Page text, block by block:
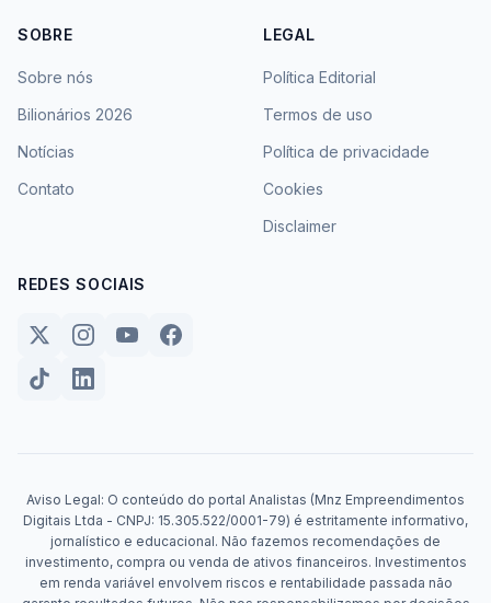
SOBRE
Sobre nós
Bilionários 2026
Notícias
Contato
LEGAL
Política Editorial
Termos de uso
Política de privacidade
Cookies
Disclaimer
REDES SOCIAIS
Aviso Legal: O conteúdo do portal Analistas (Mnz Empreendimentos
Digitais Ltda - CNPJ: 15.305.522/0001-79) é estritamente informativo,
jornalístico e educacional. Não fazemos recomendações de
investimento, compra ou venda de ativos financeiros. Investimentos
em renda variável envolvem riscos e rentabilidade passada não